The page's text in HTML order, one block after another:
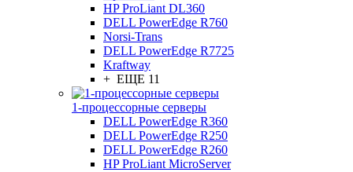
HP ProLiant DL360
DELL PowerEdge R760
Norsi-Trans
DELL PowerEdge R7725
Kraftway
+ ЕЩЕ 11
1-процессорные серверы
DELL PowerEdge R360
DELL PowerEdge R250
DELL PowerEdge R260
HP ProLiant MicroServer